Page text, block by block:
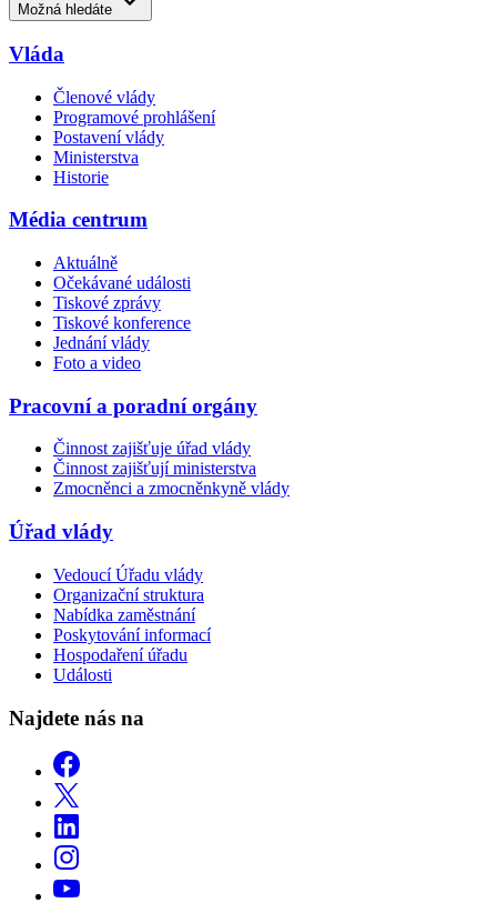
Možná hledáte
Vláda
Členové vlády
Programové prohlášení
Postavení vlády
Ministerstva
Historie
Média centrum
Aktuálně
Očekávané události
Tiskové zprávy
Tiskové konference
Jednání vlády
Foto a video
Pracovní a poradní orgány
Činnost zajišťuje úřad vlády
Činnost zajišťují ministerstva
Zmocněnci a zmocněnkyně vlády
Úřad vlády
Vedoucí Úřadu vlády
Organizační struktura
Nabídka zaměstnání
Poskytování informací
Hospodaření úřadu
Události
Najdete nás na